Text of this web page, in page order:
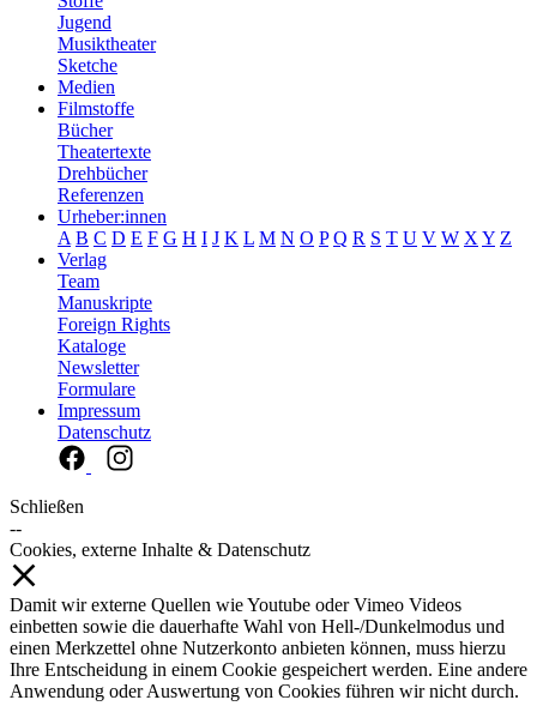
Jugend
Musiktheater
Sketche
Medien
Filmstoffe
Bücher
Theatertexte
Drehbücher
Referenzen
Urheber:innen
A B C D E F G H I J K L M N O P Q R S T U V W X Y Z
Verlag
Team
Manuskripte
Foreign Rights
Kataloge
Newsletter
Formulare
Impressum
Datenschutz
Schließen
--
Cookies, externe Inhalte & Datenschutz
Damit wir externe Quellen wie Youtube oder Vimeo Videos
einbetten sowie die dauerhafte Wahl von Hell-/Dunkelmodus und
einen Merkzettel ohne Nutzerkonto anbieten können, muss hierzu
Ihre Entscheidung in einem Cookie gespeichert werden. Eine andere
Anwendung oder Auswertung von Cookies führen wir nicht durch.